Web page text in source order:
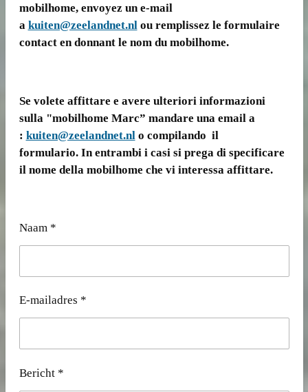
mobilhome, envoyez un e-mail
a kuiten@zeelandnet.nl ou remplissez le formulaire
contact en donnant le nom du mobilhome.
Se volete affittare e avere ulteriori informazioni
sulla "mobilhome Marc” mandare una email a
: kuiten@zeelandnet.nl o compilando il
formulario. In entrambi i casi si prega di specificare
il nome della mobilhome che vi interessa affittare.
Naam *
E-mailadres *
Bericht *